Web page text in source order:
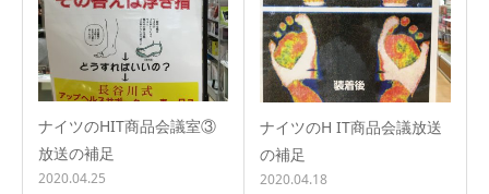
ナイツのHIT商品会議室③
放送の補足
2020.04.25
ナイツのH IT商品会議放送
の補足
2020.04.18